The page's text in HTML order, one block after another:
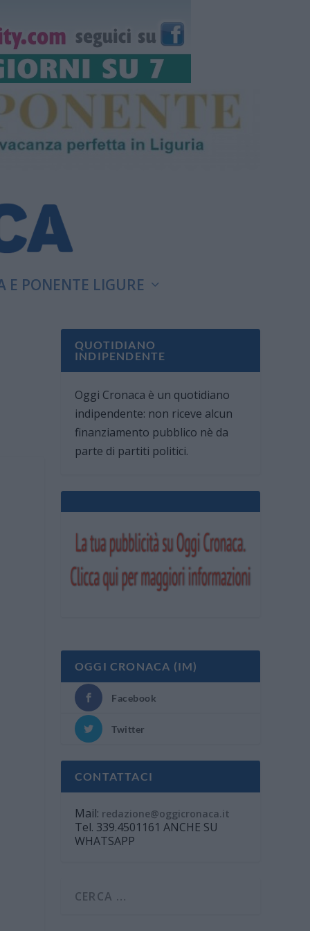
PONENTE LIGURE
QUOTIDIANO
INDIPENDENTE
Oggi Cronaca è un quotidiano
indipendente: non riceve alcun
finanziamento pubblico nè da
parte di partiti politici.
OGGI CRONACA (IM)
Facebook
Twitter
CONTATTACI
Mail: redazione@oggicronaca.it
Tel. 339.4501161 ANCHE SU
WHATSAPP